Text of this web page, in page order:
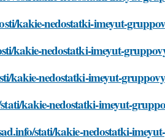
kakie-nedostatki-imeyut-
kakie-nedostatki-imeyut-
kakie-nedostatki-imeyut-
kakie-nedostatki-imeyut-
stati/kakie-nedostatki-